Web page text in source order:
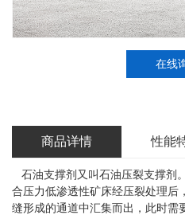
在线
商品详情 性能
石油支撑剂又叫石油压裂支撑剂
合压力低渗透性矿床经压裂处理后
缝形成的通道中汇集而出，此时需